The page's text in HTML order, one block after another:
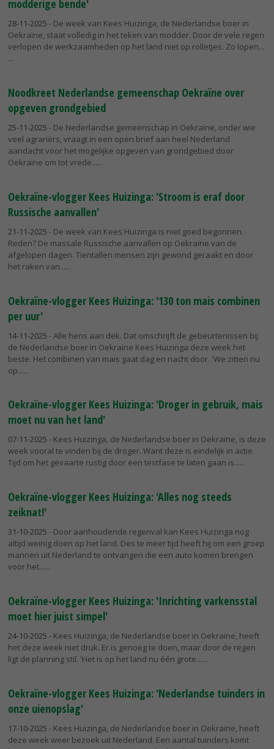
modderige bende'
28-11-2025 - De week van Kees Huizinga, de Nederlandse boer in
Oekraïne, staat volledig in het teken van modder. Door de vele regen
verlopen de werkzaamheden op het land niet op rolletjes. Zo lopen...
Noodkreet Nederlandse gemeenschap Oekraïne over
opgeven grondgebied
25-11-2025 - De Nederlandse gemeenschap in Oekraïne, onder wie
veel agrariërs, vraagt in een open brief aan heel Nederland
aandacht voor het mogelijke opgeven van grondgebied door
Oekraïne om tot vrede...
Oekraïne-vlogger Kees Huizinga: 'Stroom is eraf door
Russische aanvallen'
21-11-2025 - De week van Kees Huizinga is niet goed begonnen.
Reden? De massale Russische aanvallen op Oekraïne van de
afgelopen dagen. Tientallen mensen zijn gewond geraakt en door
het raken van...
Oekraïne-vlogger Kees Huizinga: '130 ton mais combinen
per uur'
14-11-2025 - Alle hens aan dek. Dat omschrijft de gebeurtenissen bij
de Nederlandse boer in Oekraïne Kees Huizinga deze week het
beste. Het combinen van mais gaat dag en nacht door. 'We zitten nu
op...
Oekraïne-vlogger Kees Huizinga: 'Droger in gebruik, mais
moet nu van het land'
07-11-2025 - Kees Huizinga, de Nederlandse boer in Oekraïne, is deze
week vooral te vinden bij de droger. Want deze is eindelijk in actie.
Tijd om het gevaarte rustig door een testfase te laten gaan is...
Oekraïne-vlogger Kees Huizinga: 'Alles nog steeds
zeiknat!'
31-10-2025 - Door aanhoudende regenval kan Kees Huizinga nog
altijd weinig doen op het land. Des te meer tijd heeft hij om een groep
mannen uit Nederland te ontvangen die een auto komen brengen
voor het...
Oekraïne-vlogger Kees Huizinga: 'Inrichting varkensstal
moet hier juist simpel'
24-10-2025 - Kees Huizinga, de Nederlandse boer in Oekraïne, heeft
het deze week niet druk. Er is genoeg te doen, maar door de regen
ligt de planning stil. 'Het is op het land nu één grote...
Oekraïne-vlogger Kees Huizinga: 'Nederlandse tuinders in
onze uienopslag'
17-10-2025 - Kees Huizinga, de Nederlandse boer in Oekraïne, heeft
deze week weer bezoek uit Nederland. Een aantal tuinders komt